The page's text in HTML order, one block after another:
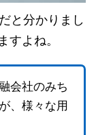
と分かりまし
すよね。
会社のみち
、様々な用